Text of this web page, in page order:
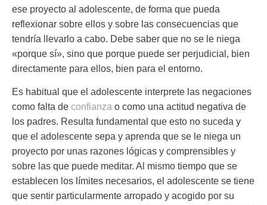
ese proyecto al adolescente, de forma que pueda
reflexionar sobre ellos y sobre las consecuencias que
tendría llevarlo a cabo. Debe saber que no se le niega
«porque sí», sino que porque puede ser perjudicial, bien
directamente para ellos, bien para el entorno.
Es habitual que el adolescente interprete las negaciones
como falta de confianza o como una actitud negativa de
los padres. Resulta fundamental que esto no suceda y
que el adolescente sepa y aprenda que se le niega un
proyecto por unas razones lógicas y comprensibles y
sobre las que puede meditar. Al mismo tiempo que se
establecen los límites necesarios, el adolescente se tiene
que sentir particularmente arropado y acogido por su